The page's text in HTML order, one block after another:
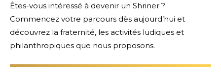
Êtes-vous intéressé à devenir un Shriner ?
Commencez votre parcours dès aujourd’hui et
découvrez la fraternité, les activités ludiques et
philanthropiques que nous proposons.